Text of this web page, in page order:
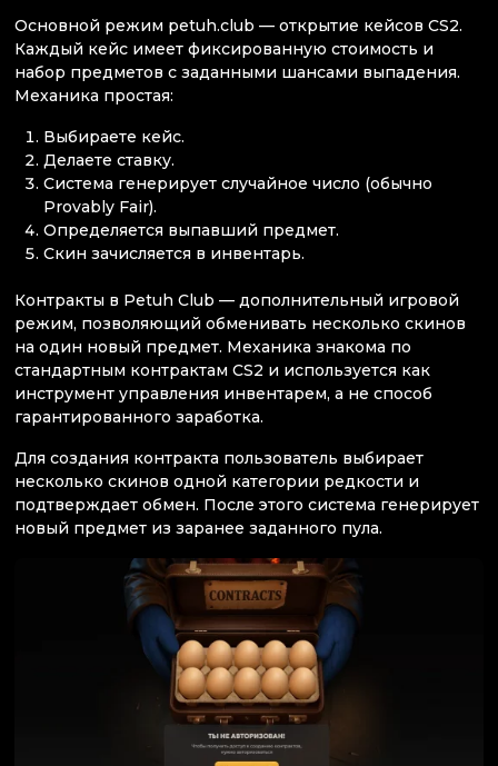
Основной режим petuh.club — открытие кейсов CS2.
Каждый кейс имеет фиксированную стоимость и
набор предметов с заданными шансами выпадения.
Механика простая:
Выбираете кейс.
Делаете ставку.
Система генерирует случайное число (обычно
Provably Fair).
Определяется выпавший предмет.
Скин зачисляется в инвентарь.
Контракты в Petuh Club — дополнительный игровой
режим, позволяющий обменивать несколько скинов
на один новый предмет. Механика знакома по
стандартным контрактам CS2 и используется как
инструмент управления инвентарем, а не способ
гарантированного заработка.
Для создания контракта пользователь выбирает
несколько скинов одной категории редкости и
подтверждает обмен. После этого система генерирует
новый предмет из заранее заданного пула.